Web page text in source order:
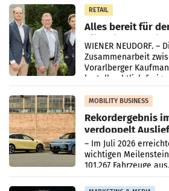
RETAIL
Alles bereit für
Albrecht setzt ab
WIENER NEUDORF. –
Zusammenarbeit
Vorarlberger
kartellrechtlich
Bundeskartellanwalt
MOBILITY BUSINESS
Rekordergebnis
verdoppelt
überschreitet die
– Im Juli 2026
wichtigen
101.267 Fahrzeuge
Ergebnis gegenüber
verdoppelte (+102